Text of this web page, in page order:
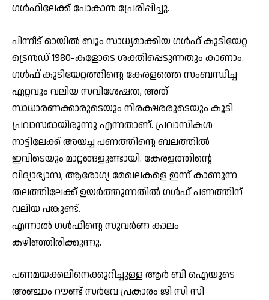
ഗള്‍ഫിലേക്ക് പോകാന്‍ പ്രേരിപ്പിച്ചു.
പിന്നീട് ഓയില്‍ ബൂം സാധ്യമാക്കിയ ഗള്‍ഫ് കുടിയേറ്റ
ട്രെന്‍ഡ് 1980-കളോടെ ശക്തിപ്പെടുന്നതും കാണാം.
ഗള്‍ഫ് കുടിയേറ്റത്തിന്റെ കേരളത്തെ സംബന്ധിച്ച
ഏറ്റവും വലിയ സവിശേഷത, അത്
സാധാരണക്കാരുടെയും നിരക്ഷരരുടെയും കൂടി
പ്രവാസമായിരുന്നു എന്നതാണ്. പ്രവാസികള്‍
നാട്ടിലേക്ക് അയച്ച പണത്തിന്റെ ബലത്തില്‍
ഇവിടെയും മാറ്റങ്ങളുണ്ടായി. കേരളത്തിന്റെ
വിദ്യാഭ്യാസ, ആരോഗ്യ മേഖലകളെ ഇന്ന് കാണുന്ന
തലത്തിലേക്ക് ഉയര്‍ത്തുന്നതില്‍ ഗള്‍ഫ് പണത്തിന്
വലിയ പങ്കുണ്ട്.
എന്നാല്‍ ഗള്‍ഫിന്റെ സുവര്‍ണ കാലം
കഴിഞ്ഞിരിക്കുന്നു.
പണമയക്കലിനെക്കുറിച്ചുള്ള ആര്‍ ബി ഐയുടെ
അഞ്ചാം റൗണ്ട് സര്‍വേ പ്രകാരം ജി സി സി